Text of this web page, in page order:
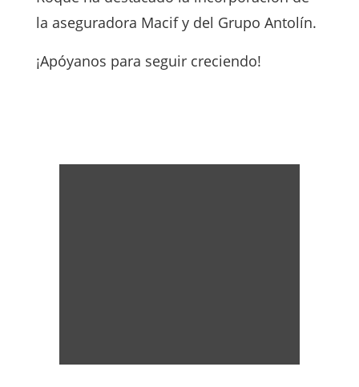
la aseguradora Macif y del Grupo Antolín.
¡Apóyanos para seguir creciendo!